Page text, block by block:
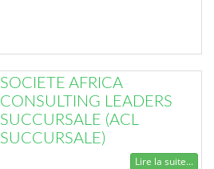
SOCIETE AFRICA
CONSULTING LEADERS
SUCCURSALE (ACL
SUCCURSALE)
Lire la suite...